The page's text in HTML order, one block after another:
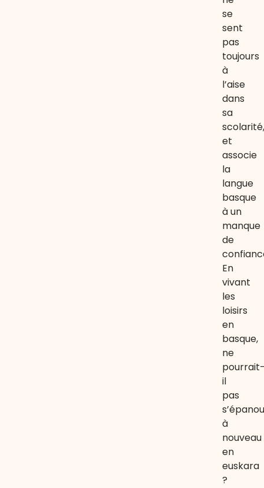
se
sent
pas
toujours
à
l’aise
dans
sa
scolarité,
et
associe
la
langue
basque
à un
manque
de
En
vivant
les
loisirs
en
basque,
ne
il
pas
à
nouveau
en
euskara
?